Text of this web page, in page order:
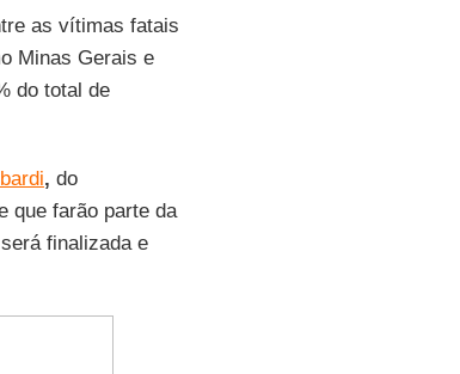
as vítimas fatais
Minas Gerais e
do total de
, do
que farão parte da
finalizada e